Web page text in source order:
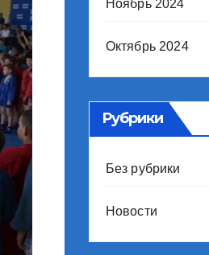
Ноябрь 2024
Октябрь 2024
Рубрики
Без рубрики
Новости